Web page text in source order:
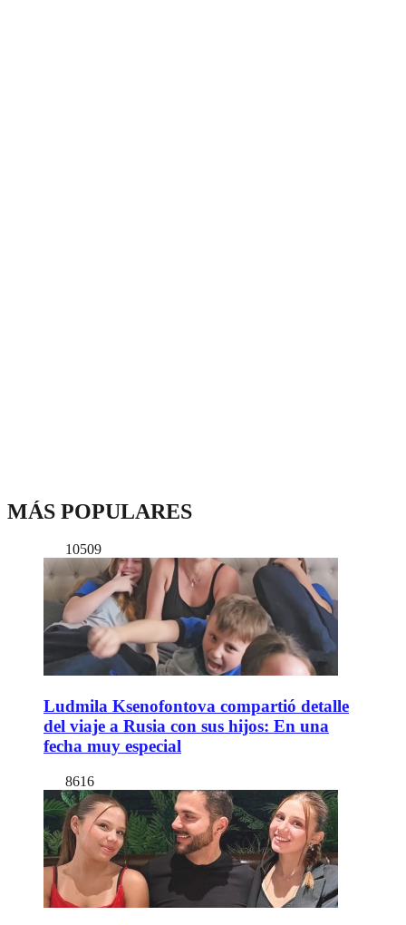
MÁS POPULARES
10509
Ludmila Ksenofontova compartió detalle
del viaje a Rusia con sus hijos: En una
fecha muy especial
8616